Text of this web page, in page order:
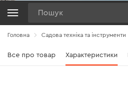
Головна Садова техніка та інструменти
Все про товар Характеристики